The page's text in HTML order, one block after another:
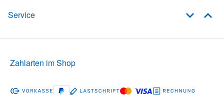
Service
Zahlarten im Shop